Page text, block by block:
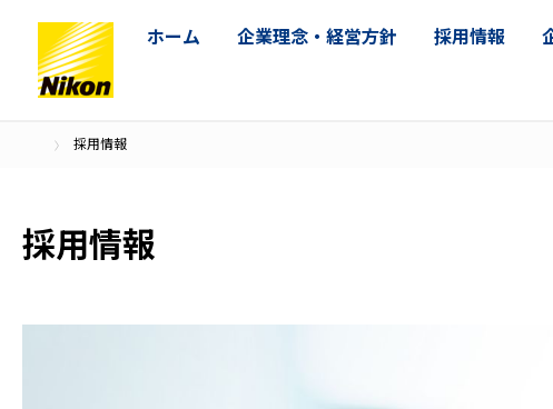
ホーム 企業理念・経営方針 採用情報
採用情報
採用情報